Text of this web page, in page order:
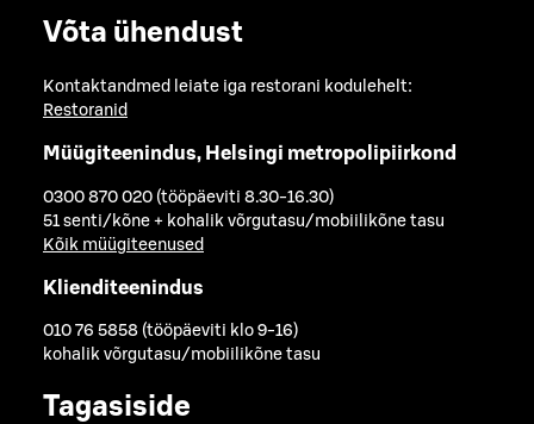
Võta ühendust
Kontaktandmed leiate iga restorani kodulehelt:
Restoranid
Müügiteenindus, Helsingi metropolipiirkond
0300 870 020 (tööpäeviti 8.30-16.30)
51 senti/kõne + kohalik võrgutasu/mobiilikõne tasu
Kõik müügiteenused
Klienditeenindus
010 76 5858 (tööpäeviti klo 9-16)
kohalik võrgutasu/mobiilikõne tasu
Tagasiside